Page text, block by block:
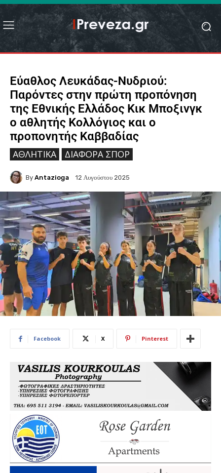
Εύαθλος Λευκάδας-Νυδριού:
Παρόντες στην πρώτη προπόνηση
της Εθνικής Ελλάδος Κικ Μποξινγκ
ο αθλητής Κολλόγιος και ο
προπονητής Καββαδίας
ΑΘΛΗΤΙΚΆ ΔΙΆΦΟΡΑ ΣΠΟΡ
By Antazioga 12 Αυγούστου 2025
Facebook X Pinterest